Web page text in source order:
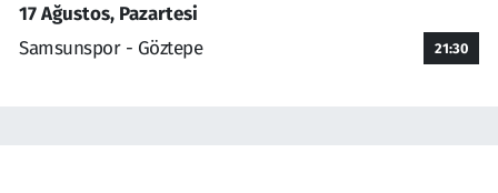
17 Ağustos, Pazartesi
Samsunspor - Göztepe
21:30